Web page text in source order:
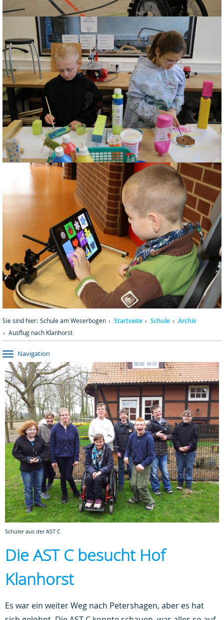
Sie sind hier: Schule am Weserbogen Startseite Schule Archiv
Ausflug nach Klanhorst
Navigation
Schüler aus der AST C
Die AST C besucht Hof
Klanhorst
Es war ein weiter Weg nach Petershagen, aber es hat